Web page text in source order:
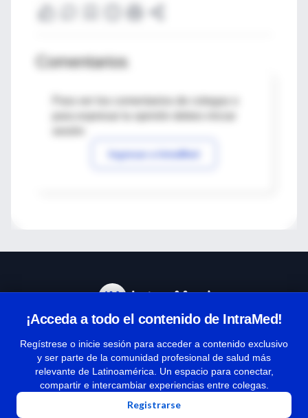
Comentarios
Para ver los comentarios de colegas o
Ingresar a IntraMed
¡Acceda a todo el contenido de IntraMed!
Regístrese o inicie sesión para acceder a contenido exclusivo
y ser parte de la comunidad profesional de salud más
relevante de Latinoamérica. Un espacio para conectar,
compartir e intercambiar experiencias entre colegas.
Registrarse
Términos y condiciones
| Políticas de privacidad
| Todos los derechos reservados | Copyright 1997-2026